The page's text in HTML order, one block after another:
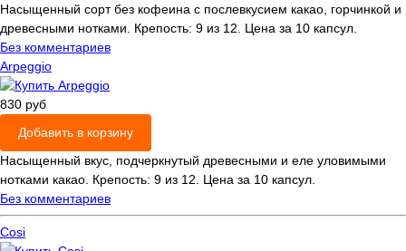
Насыщенный сорт без кофеина с послевкусием какао, горчинкой и
древесными нотками. Крепость: 9 из 12. Цена за 10 капсул.
Без комментариев
Arpeggio
830 руб
Добавить в корзину
Насыщенный вкус, подчеркнутый древесными и еле уловимыми
нотками какао. Крепость: 9 из 12. Цена за 10 капсул.
Без комментариев
Cosi